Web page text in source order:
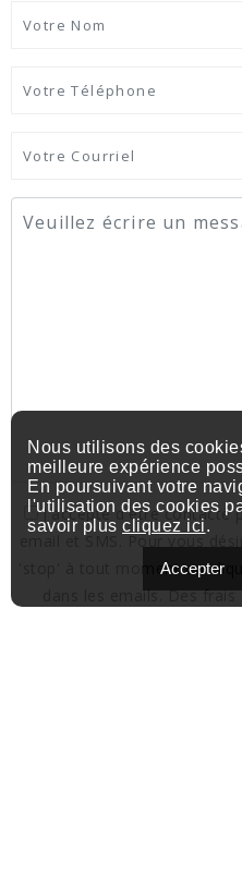
J'accepte d'être contacté
email et SMS. Pour vous
'stop' à tout moment ou
dans les emails. Des
peuvent
Nous utilisons des
meilleure expérience
En poursuivant votre
l'utilisation des cookies
savoir plus cliquez ici.
Accepter